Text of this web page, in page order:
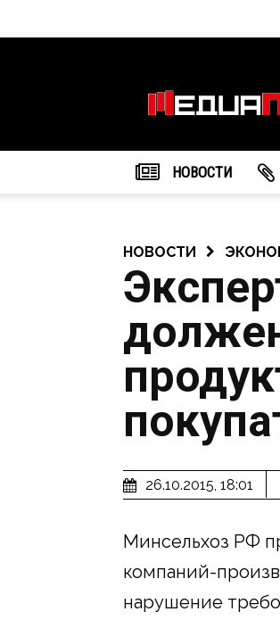
НОВОСТИ
НОВОСТИ
26.10.2015, 18:01
Минсельхоз РФ
компаний-
нарушение